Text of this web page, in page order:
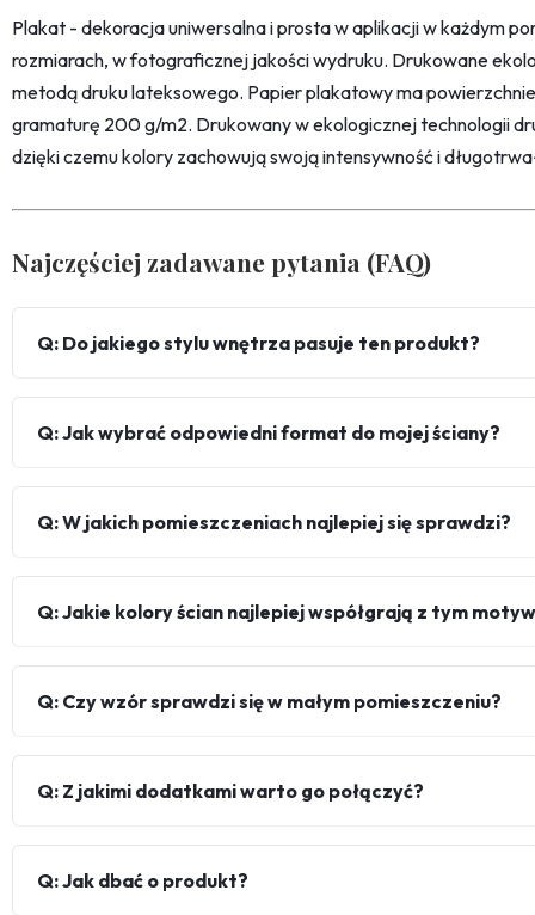
Plakat - dekoracja uniwersalna i prosta w aplikacji w każdym
rozmiarach, w fotograficznej jakości wydruku. Drukowane
metodą druku lateksowego. Papier plakatowy ma
gramaturę 200 g/m2. Drukowany w ekologicznej technologii
dzięki czemu kolory zachowują swoją intensywność i
Najczęściej zadawane pytania (FAQ)
Q: Do jakiego stylu wnętrza pasuje ten produkt?
Q: Jak wybrać odpowiedni format do mojej ściany?
Q: W jakich pomieszczeniach najlepiej się sprawdzi?
Q: Jakie kolory ścian najlepiej współgrają z tym
Q: Czy wzór sprawdzi się w małym pomieszczeniu?
Q: Z jakimi dodatkami warto go połączyć?
Q: Jak dbać o produkt?